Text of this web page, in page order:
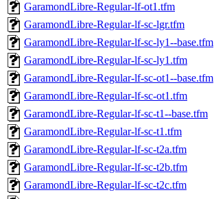
GaramondLibre-Regular-lf-ot1.tfm
GaramondLibre-Regular-lf-sc-lgr.tfm
GaramondLibre-Regular-lf-sc-ly1--base.tfm
GaramondLibre-Regular-lf-sc-ly1.tfm
GaramondLibre-Regular-lf-sc-ot1--base.tfm
GaramondLibre-Regular-lf-sc-ot1.tfm
GaramondLibre-Regular-lf-sc-t1--base.tfm
GaramondLibre-Regular-lf-sc-t1.tfm
GaramondLibre-Regular-lf-sc-t2a.tfm
GaramondLibre-Regular-lf-sc-t2b.tfm
GaramondLibre-Regular-lf-sc-t2c.tfm